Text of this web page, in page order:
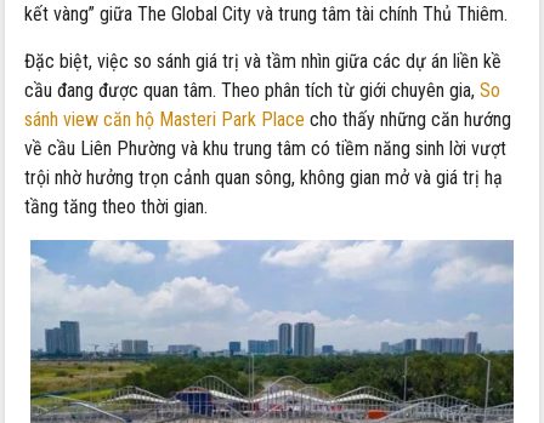
kết vàng” giữa The Global City và trung tâm tài chính Thủ Thiêm.
Đặc biệt, việc so sánh giá trị và tầm nhìn giữa các dự án liền kề
cầu đang được quan tâm. Theo phân tích từ giới chuyên gia,So
sánh view căn hộ Masteri Park Place cho thấy những căn hướng
về cầu Liên Phường và khu trung tâm có tiềm năng sinh lời vượt
trội nhờ hưởng trọn cảnh quan sông, không gian mở và giá trị hạ
tầng tăng theo thời gian.